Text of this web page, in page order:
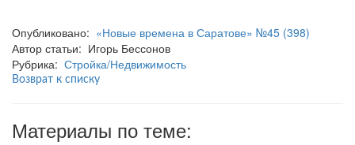
Опубликовано: «Новые времена в Саратове» №45 (398)
Автор статьи: Игорь Бессонов
Рубрика: Стройка/Недвижимость
Возврат к списку
Материалы по теме: